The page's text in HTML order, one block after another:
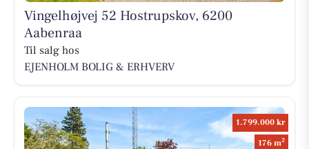
Vingelhøjvej 52 Hostrupskov, 6200
Aabenraa
Til salg hos
EJENHOLM BOLIG & ERHVERV
1.799.000 kr
176 m2